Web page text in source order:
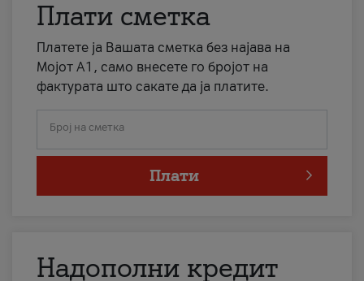
Плати сметка
Платете ја Вашата сметка без најава на
Мојот А1, само внесете го бројот на
фактурата што сакате да ја платите.
Број на сметка
Плати
Надополни кредит